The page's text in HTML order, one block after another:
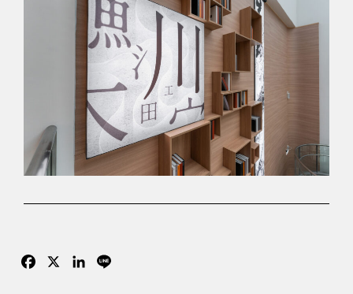
Facebook LinkedIn